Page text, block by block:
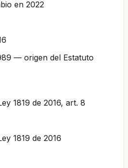
en 2022
— origen del Estatuto
1819 de 2016, art. 8
1819 de 2016